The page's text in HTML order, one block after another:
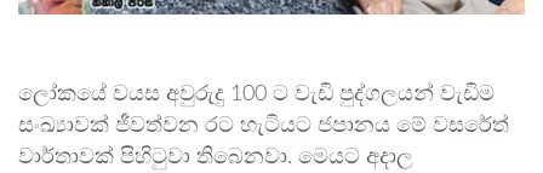
ලෝකයේ වයස අවුරුදු 100 ට වැඩි පුද්ගලයන් වැඩිම
සංඛ්‍යාවක් ජීවත්වන රට හැටියට ජපානය මේ වසරේත්
වාර්තාවක් පිහිටුවා තිබෙනවා. මෙයට අදාල